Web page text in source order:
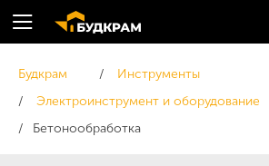
Будкрам
Инструменты
Электроинструмент и оборудование
Бетонообработка